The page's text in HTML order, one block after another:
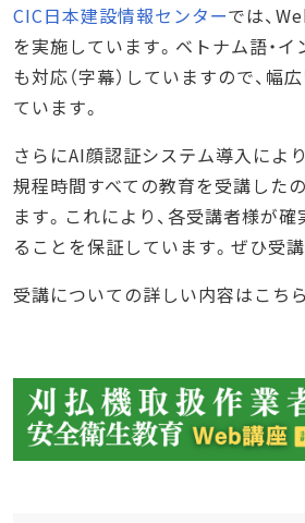
CIC日本建設情報センターでは、
を実施しています。ベトナム語・イ
も対応（字幕）していますので、幅
ています。
さらにAI顔認証システム導入により
規程時間すべての教育を受講した
ます。これにより、各受講者様が
ることを保証しています。ぜひ受
受講についての詳しい内容はこち